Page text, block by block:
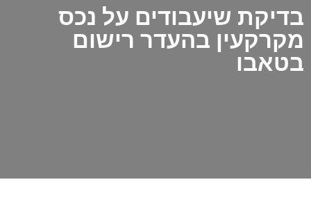
בדיקת שיעבודים על נכס
מקרקעין בהעדר רישום
בטאבו